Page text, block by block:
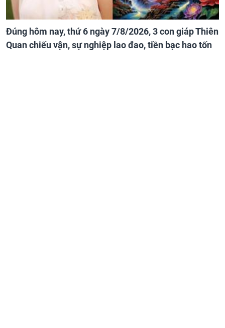
Đúng hôm nay, thứ 6 ngày 7/8/2026, 3 con giáp Thiên
Quan chiếu vận, sự nghiệp lao đao, tiền bạc hao tốn